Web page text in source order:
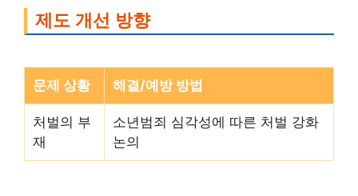
제도 개선 방향
문제 상황 해결/예방 방법
처벌의 부
재
소년범죄 심각성에 따른 처벌 강화
논의